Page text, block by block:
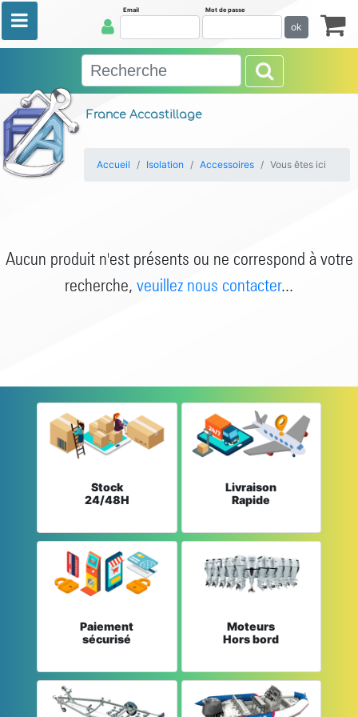
France Accastillage
Email Mot de passe
ok
Accueil Isolation Accessoires Vous êtes ici
Aucun produit n'est présents ou ne correspond à votre
recherche, veuillez nous contacter...
Stock
24/48H
Livraison
Rapide
Paiement
sécurisé
Moteurs
Hors bord